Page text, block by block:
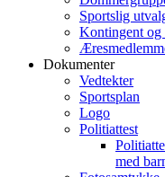
Sportslig
Kontingent og
Dokumenter
Vedtekter
Sportsplan
Logo
Politiattest
med